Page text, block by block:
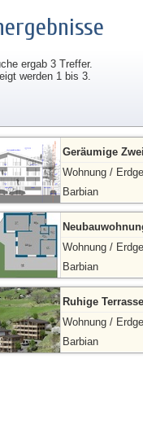
ergab 3 Treffer.
werden 1 bis 3.
Geräumige
Wohnung /
Barbian
Wohnung /
Barbian
Ruhige
Wohnung /
Barbian